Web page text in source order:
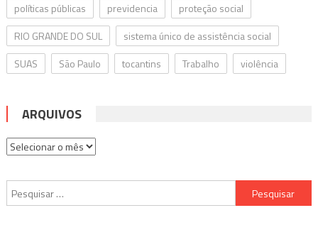
políticas públicas
previdencia
proteção social
RIO GRANDE DO SUL
sistema único de assistência social
SUAS
São Paulo tocantins Trabalho violência
ARQUIVOS
Arquivos
Pesquisar
por: